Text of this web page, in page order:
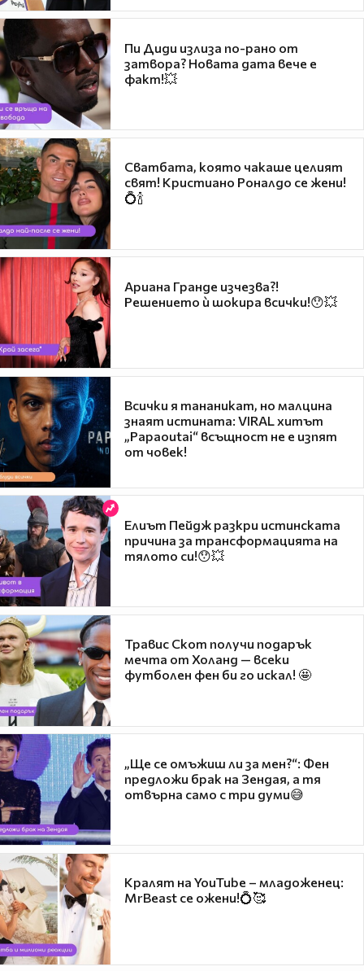
Пи Диди излиза по-рано от
затвора? Новата дата вече е
факт!💥
Сватбата, която чакаше целият
свят! Кристиано Роналдо се жени!
💍🍾
Ариана Гранде изчезва?!
Решението ѝ шокира всички!😯💥
Всички я тананикат, но малцина
знаят истината: VIRAL хитът
„Papaoutai“ всъщност не е изпят
от човек!
Елиът Пейдж разкри истинската
причина за трансформацията на
тялото си!😯💥
Травис Скот получи подарък
мечта от Холанд — всеки
футболен фен би го искал! 🤩
„Ще се омъжиш ли за мен?“: Фен
предложи брак на Зендая, а тя
отвърна само с три думи😅
Кралят на YouTube – младоженец:
MrBeast се ожени!💍🥰